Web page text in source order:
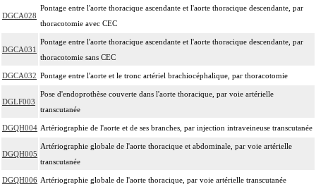
DGCA028
Pontage entre l'aorte thoracique ascendante et l'aorte thoracique descendante, par
thoracotomie avec CEC
DGCA031
Pontage entre l'aorte thoracique ascendante et l'aorte thoracique descendante, par
thoracotomie sans CEC
DGCA032 Pontage entre l'aorte et le tronc artériel brachiocéphalique, par thoracotomie
DGLF003
Pose d'endoprothèse couverte dans l'aorte thoracique, par voie artérielle
transcutanée
DGQH004 Artériographie de l'aorte et de ses branches, par injection intraveineuse transcutanée
DGQH005
Artériographie globale de l'aorte thoracique et abdominale, par voie artérielle
transcutanée
DGQH006 Artériographie globale de l'aorte thoracique, par voie artérielle transcutanée